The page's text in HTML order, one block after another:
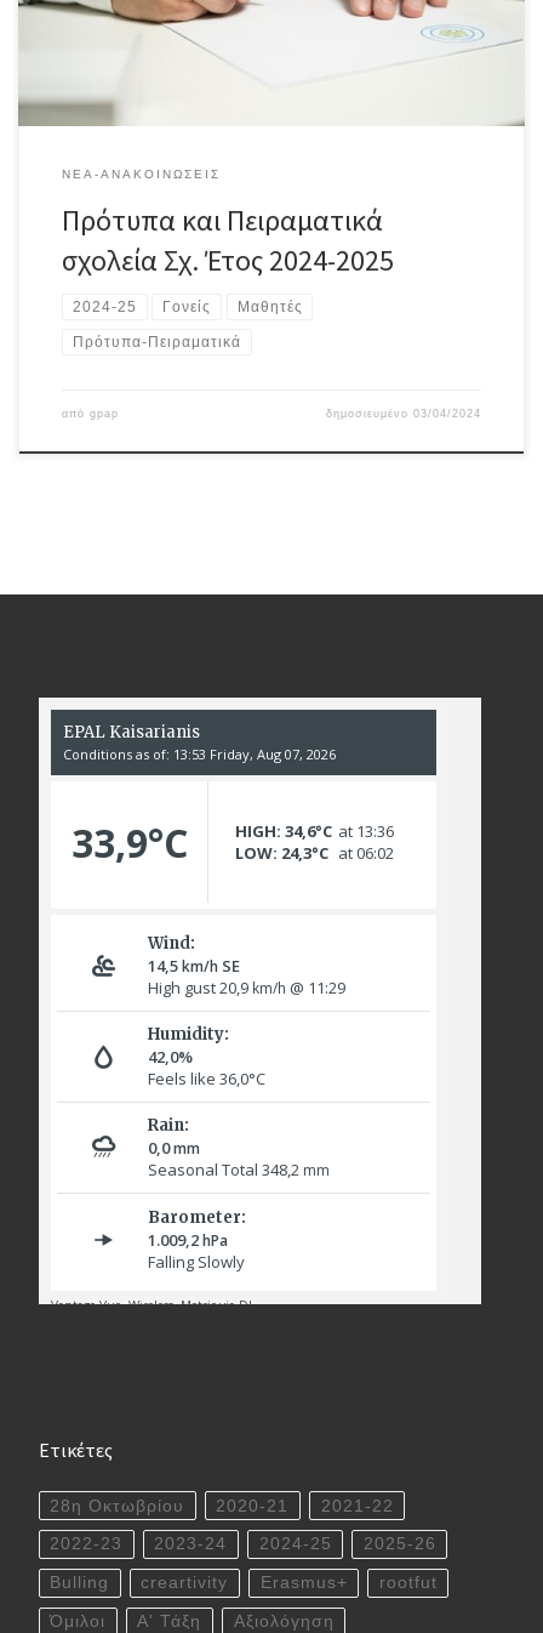
σχ. Έτος 2024-2025. Πληροφορίες:
ΝΈΑ-ΑΝΑΚΟΙΝΏΣΕΙΣ
Πρότυπα και Πειραματικά
σχολεία Σχ. Έτος 2024-2025
2024-25 Γονείς Μαθητές
Πρότυπα-Πειραματικά
από gpap δημοσιευμένο03/04/2024
Ετικέτες
28η Οκτωβρίου 2020-21 2021-22
2022-23 2023-24 2024-25 2025-26
Bulling creartivity Erasmus+ rootfut
Όμιλοι Α' Τάξη Αξιολόγηση